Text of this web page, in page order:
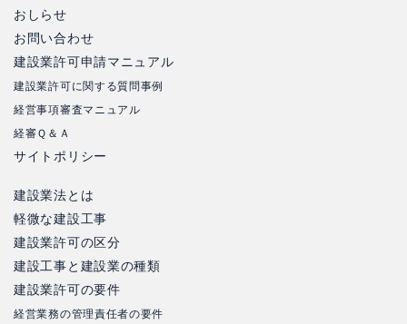
おしらせ
お問い合わせ
建設業許可申請マニュアル
建設業許可に関する質問事例
経営事項審査マニュアル
経審Ｑ＆Ａ
サイトポリシー
建設業法とは
軽微な建設工事
建設業許可の区分
建設工事と建設業の種類
建設業許可の要件
経営業務の管理責任者の要件